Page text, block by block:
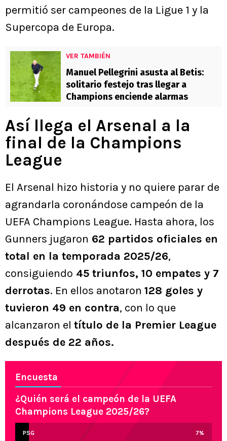
permitió ser campeones de la Ligue 1 y la
Supercopa de Europa.
VER TAMBIÉN
Manuel Pellegrini asusta al Betis:
solitario festejo tras llegar a
Champions enciende alarmas
Así llega el Arsenal a la
final de la Champions
League
El Arsenal hizo historia y no quiere parar de
agrandarla coronándose campeón de la
UEFA Champions League. Hasta ahora, los
Gunners jugaron 62 partidos oficiales en
total en la temporada 2025/26,
consiguiendo 45 triunfos, 10 empates y 7
derrotas. En ellos anotaron 128 goles y
tuvieron 49 en contra, con lo que
alcanzaron el título de la Premier League
después de 22 años.
Encuesta
¿Quién será el campeón de la UEFA
Champions League 2025/26?
PSG 7%